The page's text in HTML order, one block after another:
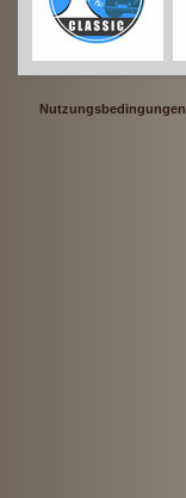
Nutzungsbedingungen